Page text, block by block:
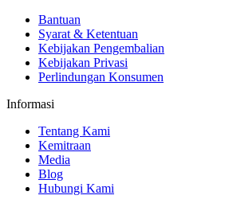
Bantuan
Syarat & Ketentuan
Kebijakan Pengembalian
Kebijakan Privasi
Perlindungan Konsumen
Informasi
Tentang Kami
Kemitraan
Media
Blog
Hubungi Kami